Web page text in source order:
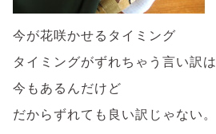
今が花咲かせるタイミング
タイミングがずれちゃう言い訳は
今もあるんだけど
だからずれても良い訳じゃない。